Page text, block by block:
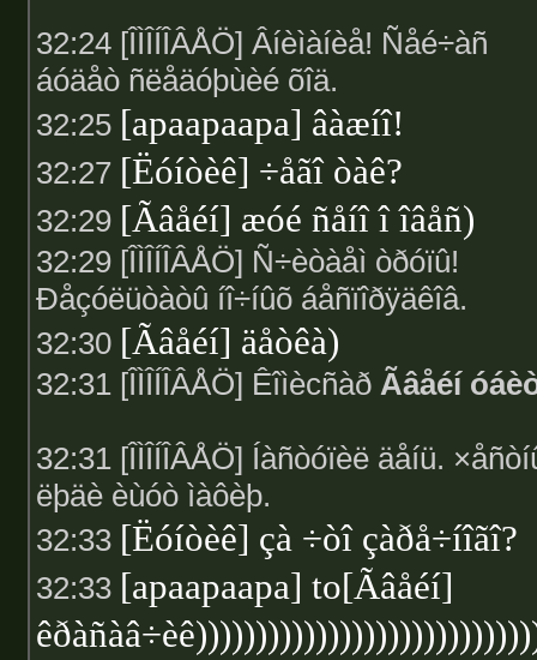
32:24 [ÎÌÎÍÎÂÅÖ] Âíèìàíèå! Ñåé÷àñ
áóäåò ñëåäóþùèé õîä.
32:25 [apaapaapa] âàæíî!
32:27 [Ëóíòèê] ÷åãî òàê?
32:29 [Ãâåéí] æóé ñåíî î îâåñ)
32:29 [ÎÌÎÍÎÂÅÖ] Ñ÷èòàåì òðóïû!
Ðåçóëüòàòû íî÷íûõ áåñïîðÿäêîâ.
32:30 [Ãâåéí] äåòêà)
32:31 [ÎÌÎÍÎÂÅÖ] Êîìècñàð Ãâåéí
32:31 [ÎÌÎÍÎÂÅÖ] Íàñòóïèë äåíü.
ëþäè èùóò ìàôèþ.
32:33 [Ëóíòèê] çà ÷òî çàðå÷íîãî?
32:33 [apaapaapa] to[Ãâåéí]